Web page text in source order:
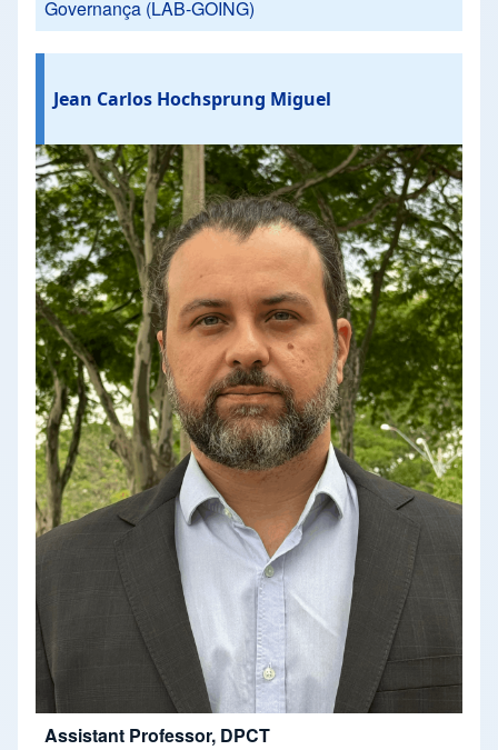
Governança (LAB-GOING)
Jean Carlos Hochsprung Miguel
Assistant Professor, DPCT